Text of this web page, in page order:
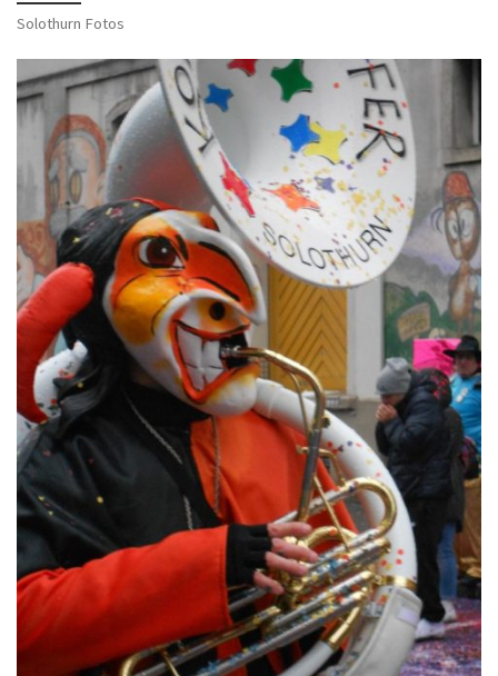
Solothurn Fotos